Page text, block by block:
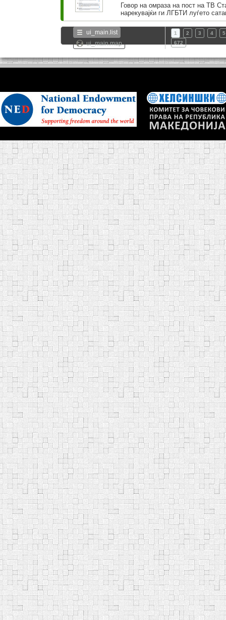
Говор на омраза на пост на ТВ
нарекувајќи ги ЛГБТИ луѓето
ui_main.list
ui_main.map
1 2 3 4
5
672